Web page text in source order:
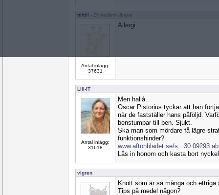
ttiittii - Ej medlem längre
Antal inlägg:
37631
Allergi
Lill-IT
Antal inlägg:
31618
Men hallå..
Oscar Pistorius tyckar att han
när de fastställer hans påföljd.
benstumpar till ben. Sjukt.
Ska man som mördare få lägre
funktionshinder?
www.aftonbladet.se/s...30 09293.ab
Lås in honom och kasta bort
vigren
Knott som är så många och
Tips på medel någon?